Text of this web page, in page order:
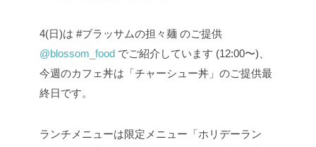
4(日)は #ブラッサムの担々麺 のご提供
@blossom_food でご紹介しています (12:00〜)、
今週のカフェ丼は「チャーシュー丼」のご提供最
終日です。
ランチメニューは限定メニュー「ホリデーラン